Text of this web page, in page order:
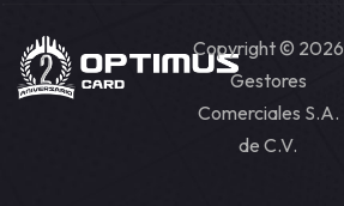
Copyright © 2026
Gestores
Comerciales S.A.
de C.V.